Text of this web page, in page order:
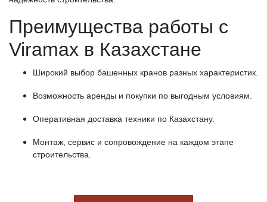
Преимущества работы с
Viramax в Казахстане
Широкий выбор башенных кранов разных характеристик.
Возможность аренды и покупки по выгодным условиям.
Оперативная доставка техники по Казахстану.
Монтаж, сервис и сопровождение на каждом этапе
строительства.